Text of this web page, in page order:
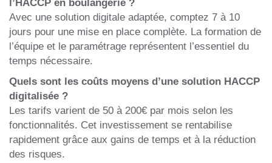
l’HACCP en boulangerie ?
Avec une solution digitale adaptée, comptez 7 à 10
jours pour une mise en place complète. La formation de
l’équipe et le paramétrage représentent l’essentiel du
temps nécessaire.
Quels sont les coûts moyens d’une solution HACCP
digitalisée ?
Les tarifs varient de 50 à 200€ par mois selon les
fonctionnalités. Cet investissement se rentabilise
rapidement grâce aux gains de temps et à la réduction
des risques.